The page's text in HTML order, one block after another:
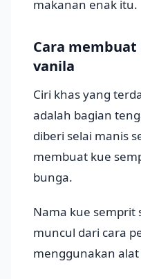
makanan enak itu.
Cara
vanila
Ciri khas yang
adalah bagian
diberi selai manis
membuat kue
bunga.
Nama kue semprit
muncul dari cara
menggunakan